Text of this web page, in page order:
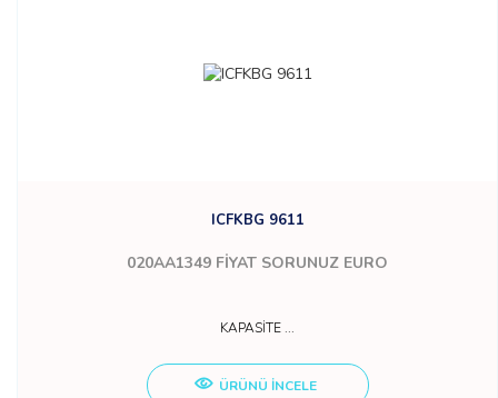
ICFKBG 9611
020AA1349 FİYAT SORUNUZ EURO
KAPASİTE ...
ÜRÜNÜ İNCELE